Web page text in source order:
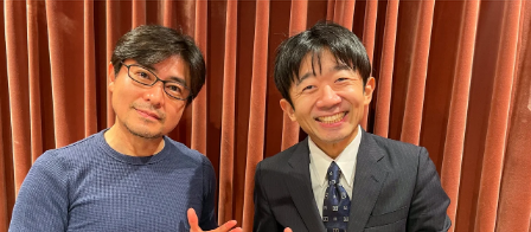
お知らせ
イベント・グッズ
YouTube
会社情報